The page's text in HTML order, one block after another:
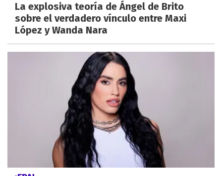
La explosiva teoría de Ángel de Brito
sobre el verdadero vínculo entre Maxi
López y Wanda Nara